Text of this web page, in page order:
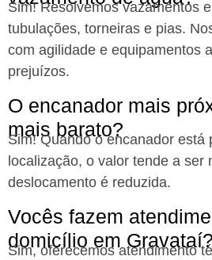
Sim! Resolvemos vazamentos
tubulações, torneiras e pias.
com agilidade e equipamentos
prejuízos.
O encanador mais
mais barato?
Sim! Quando o encanador está
localização, o valor tende a ser
deslocamento é reduzida.
Vocês fazem
domicílio em Gravataí?
Sim, oferecemos atendimento